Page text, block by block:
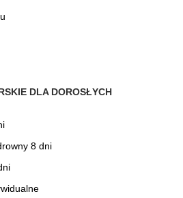
DLA DOROSŁYCH
8 dni